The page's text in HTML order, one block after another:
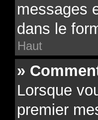
messages
dans le
Haut
»
Lorsque
premier